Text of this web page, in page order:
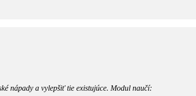
nápady a vylepšiť tie existujúce. Modul naučí: